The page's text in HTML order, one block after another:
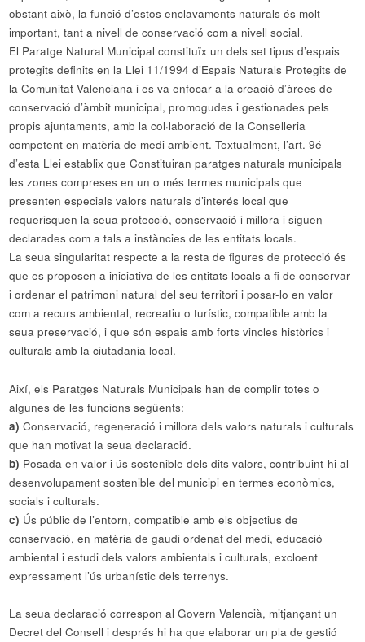
obstant això, la funció d’estos enclavaments naturals és molt
important, tant a nivell de conservació com a nivell social.
El Paratge Natural Municipal constituïx un dels set tipus d’espais
protegits definits en la Llei 11/1994 d’Espais Naturals Protegits de
la Comunitat Valenciana i es va enfocar a la creació d’àrees de
conservació d’àmbit municipal, promogudes i gestionades pels
propis ajuntaments, amb la col·laboració de la Conselleria
competent en matèria de medi ambient. Textualment, l’art. 9é
d’esta Llei establix que Constituiran paratges naturals municipals
les zones compreses en un o més termes municipals que
presenten especials valors naturals d’interés local que
requerisquen la seua protecció, conservació i millora i siguen
declarades com a tals a instàncies de les entitats locals.
La seua singularitat respecte a la resta de figures de protecció és
que es proposen a iniciativa de les entitats locals a fi de conservar
i ordenar el patrimoni natural del seu territori i posar-lo en valor
com a recurs ambiental, recreatiu o turístic, compatible amb la
seua preservació, i que són espais amb forts vincles històrics i
culturals amb la ciutadania local.
Així, els Paratges Naturals Municipals han de complir totes o
algunes de les funcions següents:
a) Conservació, regeneració i millora dels valors naturals i culturals
que han motivat la seua declaració.
b) Posada en valor i ús sostenible dels dits valors, contribuint-hi al
desenvolupament sostenible del municipi en termes econòmics,
socials i culturals.
c) Ús públic de l’entorn, compatible amb els objectius de
conservació, en matèria de gaudi ordenat del medi, educació
ambiental i estudi dels valors ambientals i culturals, excloent
expressament l’ús urbanístic dels terrenys.
La seua declaració correspon al Govern Valencià, mitjançant un
Decret del Consell i després hi ha que elaborar un pla de gestió